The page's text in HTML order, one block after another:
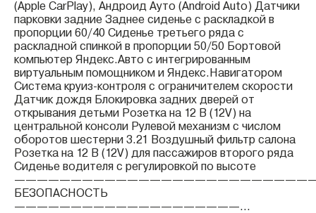
(Apple CarPlay), Андроид Ауто (Android Auto) Датчики
парковки задние Заднее сиденье с раскладкой в
пропорции 60/40 Сиденье третьего ряда с
раскладной спинкой в пропорции 50/50 Бортовой
компьютер Яндекс.Авто с интегрированным
виртуальным помощником и Яндекс.Навигатором
Система круиз-контроля с ограничителем скорости
Датчик дождя Блокировка задних дверей от
открывания детьми Розетка на 12 В (12V) на
центральной консоли Рулевой механизм с числом
оборотов шестерни 3.21 Воздушный фильтр салона
Розетка на 12 В (12V) для пассажиров второго ряда
Сиденье водителя с регулировкой по высоте
БЕЗОПАСНОСТЬ
————————————————————...